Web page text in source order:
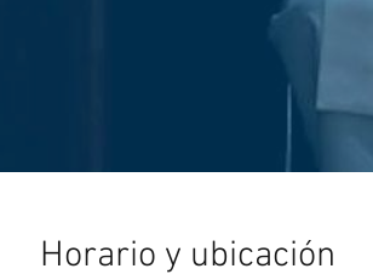
Horario y ubicación